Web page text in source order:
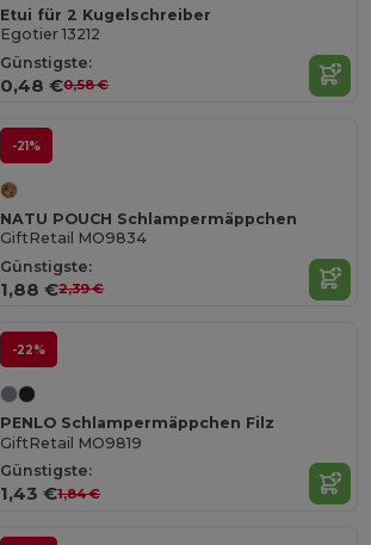
Etui für 2 Kugelschreiber
Egotier 13212
Günstigste:
0,48 €0,58 €
-21%
NATU POUCH Schlampermäppchen
GiftRetail MO9834
Günstigste:
1,88 €2,39 €
-22%
PENLO Schlampermäppchen Filz
GiftRetail MO9819
Günstigste:
1,43 €1,84 €